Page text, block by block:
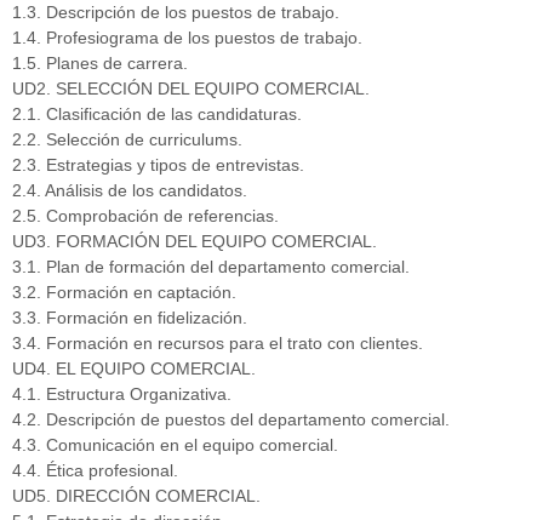
1.3. Descripción de los puestos de trabajo.
1.4. Profesiograma de los puestos de trabajo.
1.5. Planes de carrera.
UD2. SELECCIÓN DEL EQUIPO COMERCIAL.
2.1. Clasificación de las candidaturas.
2.2. Selección de curriculums.
2.3. Estrategias y tipos de entrevistas.
2.4. Análisis de los candidatos.
2.5. Comprobación de referencias.
UD3. FORMACIÓN DEL EQUIPO COMERCIAL.
3.1. Plan de formación del departamento comercial.
3.2. Formación en captación.
3.3. Formación en fidelización.
3.4. Formación en recursos para el trato con clientes.
UD4. EL EQUIPO COMERCIAL.
4.1. Estructura Organizativa.
4.2. Descripción de puestos del departamento comercial.
4.3. Comunicación en el equipo comercial.
4.4. Ética profesional.
UD5. DIRECCIÓN COMERCIAL.